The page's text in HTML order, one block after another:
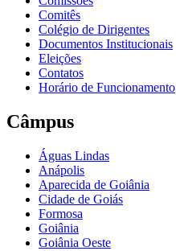
Comitês
Colégio de Dirigentes
Documentos Institucionais
Eleições
Contatos
Horário de Funcionamento
Câmpus
Águas Lindas
Anápolis
Aparecida de Goiânia
Cidade de Goiás
Formosa
Goiânia
Goiânia Oeste